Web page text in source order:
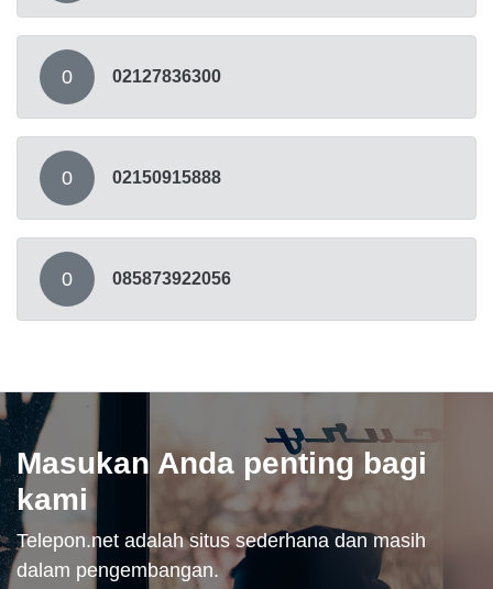
0 02127836300
0 02150915888
0 085873922056
Masukan Anda penting bagi
kami
Telepon.net adalah situs sederhana dan masih
dalam pengembangan.